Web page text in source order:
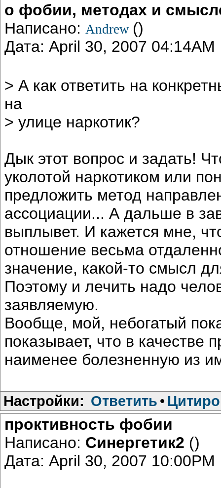
о фобии, методах и
Написано: Andrew ()
Дата: April 30, 2007 04:14AM
> А как ответить на
на
> улице наркотик?
Дык этот вопрос и задать!
уколотой наркотиком или
предложить метод
ассоциации... А дальше в
выплывет. И кажется мне,
отношение весьма
значение, какой-то смысл
Поэтому и лечить надо
заявляемую.
Вообще, мой, небогатый
показывает, что в качестве
наименее болезненную из
Настройки: Ответить •
проктивность фобии
Написано: Синергетик2 ()
Дата: April 30, 2007 10:00PM